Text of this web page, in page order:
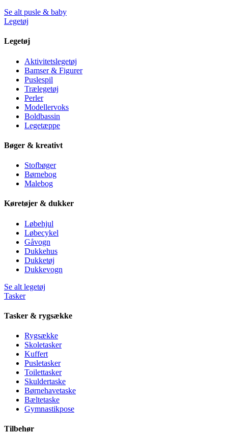
Se alt pusle & baby
Legetøj
Legetøj
Aktivitetslegetøj
Bamser & Figurer
Puslespil
Trælegetøj
Perler
Modellervoks
Boldbassin
Legetæppe
Bøger & kreativt
Stofbøger
Børnebog
Malebog
Køretøjer & dukker
Løbehjul
Løbecykel
Gåvogn
Dukkehus
Dukketøj
Dukkevogn
Se alt legetøj
Tasker
Tasker & rygsække
Rygsække
Skoletasker
Kuffert
Pusletasker
Toilettasker
Skuldertaske
Børnehavetaske
Bæltetaske
Gymnastikpose
Tilbehør